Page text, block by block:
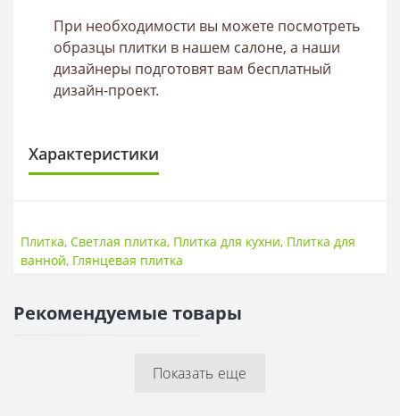
При необходимости вы можете посмотреть
образцы плитки в нашем салоне, а наши
дизайнеры подготовят вам бесплатный
дизайн-проект.
Характеристики
Размер
250*350
Тип
ПОВЕРХНОСТЬ
Плитка,Светлая плитка, Плитка для кухни, Плитка для
ванной, Глянцевая плитка
Рекомендуемые товары
Показать еще